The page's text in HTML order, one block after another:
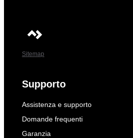
Sitemap
Supporto
Assistenza e supporto
Domande frequenti
Garanzia